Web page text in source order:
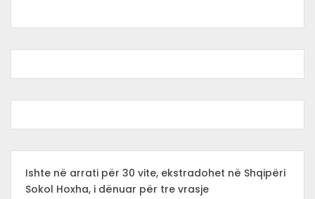
Ishte në arrati për 30 vite, ekstradohet në Shqipëri
Sokol Hoxha, i dënuar për tre vrasje